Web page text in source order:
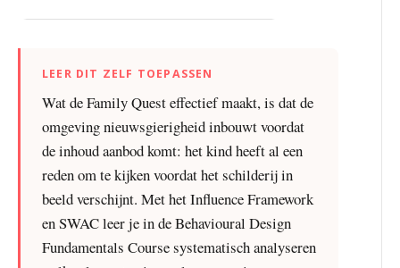
LEER DIT ZELF TOEPASSEN
Wat de Family Quest effectief maakt, is dat de
omgeving nieuwsgierigheid inbouwt voordat
de inhoud aanbod komt: het kind heeft al een
reden om te kijken voordat het schilderij in
beeld verschijnt. Met het Influence Framework
en SWAC leer je in de Behavioural Design
Fundamentals Course systematisch analyseren